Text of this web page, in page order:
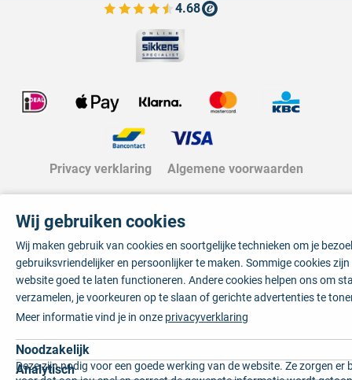
4.68
Bekijk de verfplaza beoordelingen
Privacy verklaring Algemene voorwaarden
Wij gebruiken cookies
Wij maken gebruik van cookies en soortgelijke technieken om je
gebruiksvriendelijker en persoonlijker te maken. Sommige cookies
website goed te laten functioneren. Andere cookies helpen ons om
verzamelen, je voorkeuren op te slaan of gerichte advertenties te
Meer informatie vind je in onze privacyverklaring
Noodzakelijk
Deze zijn nodig voor een goede werking van de website. Ze zorgen er
Analytisch